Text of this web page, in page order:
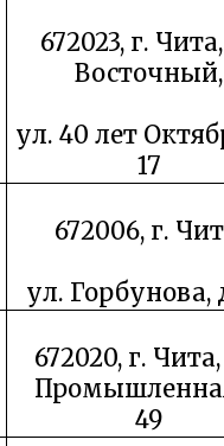
672023, г.
Восточный,
ул. 40 лет
17
672006, г.
ул. Горбунова,
672020, г.
49